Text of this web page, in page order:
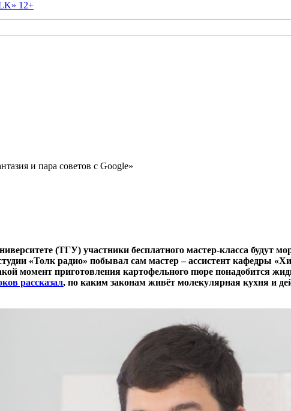
12+
и пара советов с Google»
(ТГУ) участники бесплатного мастер-класса будут
«Толк радио» побывал сам мастер – ассистент кафедры
момент приготовления картофельного пюре понадобится
рассказал, по каким законам живёт молекулярная кухня и